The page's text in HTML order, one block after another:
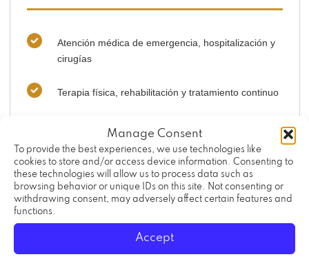
Manage Consent
To provide the best experiences, we use technologies like
cookies to store and/or access device information. Consenting to
these technologies will allow us to process data such as
browsing behavior or unique IDs on this site. Not consenting or
withdrawing consent, may adversely affect certain features and
functions.
Accept
Atención médica de emergencia, hospitalización y
cirugías
Terapia física, rehabilitación y tratamiento continuo
Medicamentos recetados y dispositivos médicos
Salarios perdidos y capacidad de ingresos reducida
Modificaciones en el hogar o mejoras de